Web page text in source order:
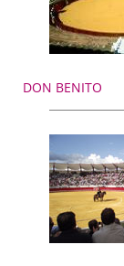
DON BENITO